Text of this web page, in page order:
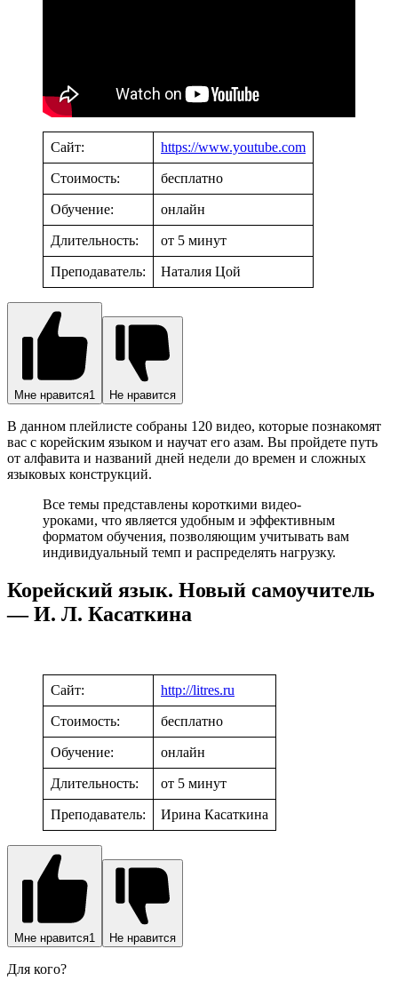
Сайт: https://www.youtube.com
Стоимость: бесплатно
Обучение: онлайн
Длительность: от 5 минут
Преподаватель: Наталия Цой
Мне нравится1 Не нравится
В данном плейлисте собраны 120 видео, которые познакомят
вас с корейским языком и научат его азам. Вы пройдете путь
от алфавита и названий дней недели до времен и сложных
языковых конструкций.
Все темы представлены короткими видео-
уроками, что является удобным и эффективным
форматом обучения, позволяющим учитывать вам
индивидуальный темп и распределять нагрузку.
Корейский язык. Новый самоучитель
— И. Л. Касаткина
Сайт: http://litres.ru
Стоимость: бесплатно
Обучение: онлайн
Длительность: от 5 минут
Преподаватель: Ирина Касаткина
Мне нравится1 Не нравится
Для кого?